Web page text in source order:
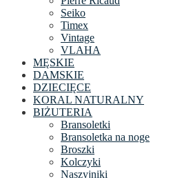
Seiko
Timex
Vintage
VLAHA
MĘSKIE
DAMSKIE
DZIECIĘCE
KORAL NATURALNY
BIŻUTERIA
Bransoletki
Bransoletka na noge
Broszki
Kolczyki
Naszyjniki